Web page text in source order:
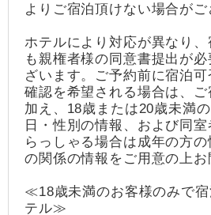
よりご宿泊頂けない場合がご
ホテルにより対応が異なり
も親権者様の同意書提出が
ざいます。ご予約前に宿泊
確認を希望される場合は、
加え、18歳または20歳未満
日・性別の情報、および同
らっしゃる場合は成年の方
の関係の情報をご用意の上お
≪18歳未満のお客様のみで
テル≫